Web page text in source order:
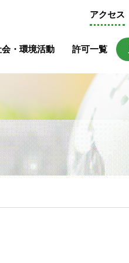
アクセス
会・環境活動 許可一覧